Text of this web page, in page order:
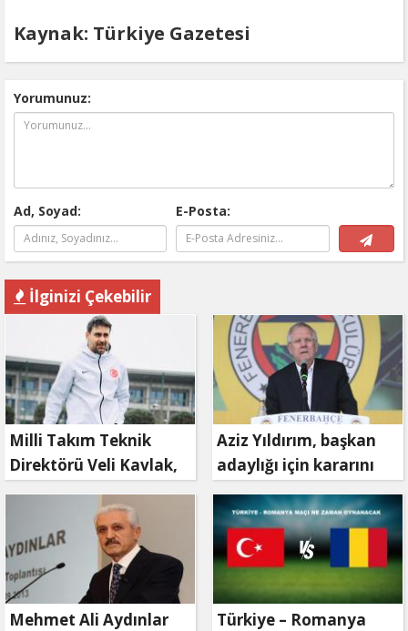
Kaynak: Türkiye Gazetesi
Yorumunuz:
Ad, Soyad: E-Posta:
İlginizi Çekebilir
Milli Takım Teknik
Direktörü Veli Kavlak,
görevinden ayrıldı
Aziz Yıldırım, başkan
adaylığı için kararını
verdi
Mehmet Ali Aydınlar
Türkiye – Romanya